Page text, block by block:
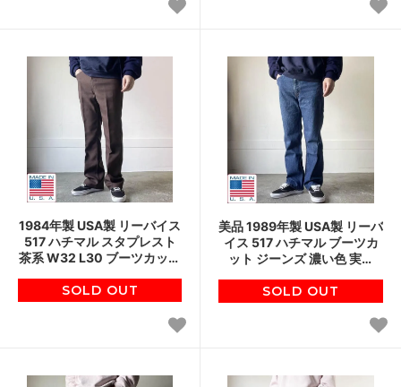
1984年製 USA製 リーバイス
517 ハチマル スタプレスト
茶系 W32 L30 ブーツカット
ンテージ D153
SOLD OUT
美品 1989年製 USA製 リーバ
イス 517 ハチマル ブーツカ
ット ジーンズ 濃い色 実寸
ビンテージ D153
SOLD OUT